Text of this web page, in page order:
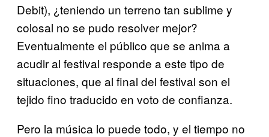
Debit), ¿teniendo un terreno tan sublime y
colosal no se pudo resolver mejor?
Eventualmente el público que se anima a
acudir al festival responde a este tipo de
situaciones, que al final del festival son el
tejido fino traducido en voto de confianza.
Pero la música lo puede todo, y el tiempo no